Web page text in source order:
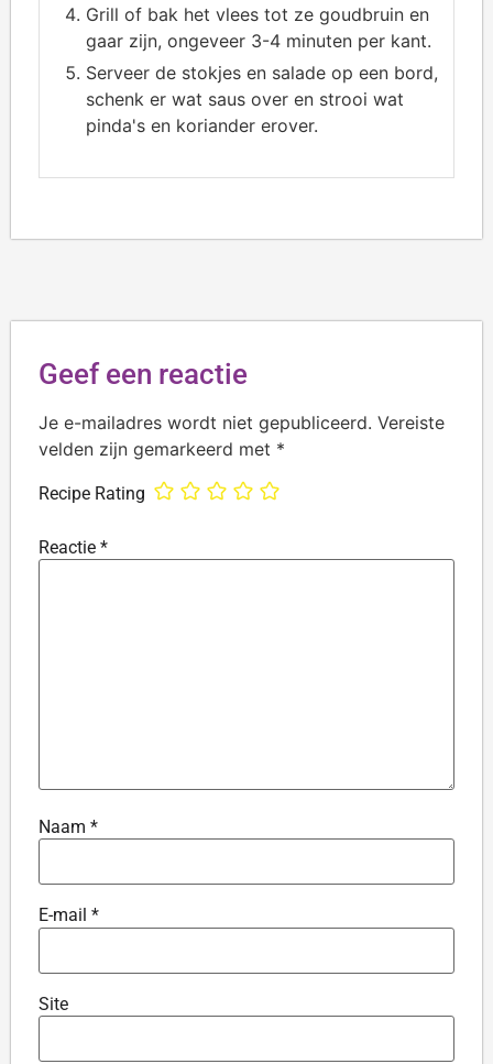
Grill of bak het vlees tot ze goudbruin en
gaar zijn, ongeveer 3-4 minuten per kant.
Serveer de stokjes en salade op een bord,
schenk er wat saus over en strooi wat
pinda's en koriander erover.
Geef een reactie
Je e-mailadres wordt niet gepubliceerd. Vereiste
velden zijn gemarkeerd met *
Recipe Rating
Reactie *
Naam *
E-mail *
Site